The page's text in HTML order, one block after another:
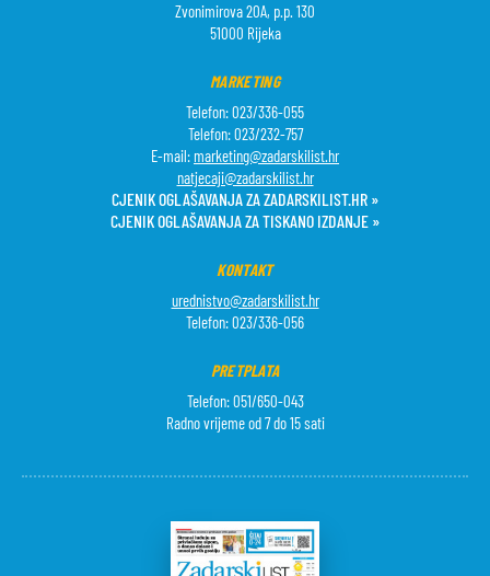
Zvonimirova 20A, p.p. 130
51000 Rijeka
MARKETING
Telefon: 023/336-055
Telefon: 023/232-757
E-mail: marketing@zadarskilist.hr
natjecaji@zadarskilist.hr
CJENIK OGLAŠAVANJA ZA ZADARSKILIST.HR »
CJENIK OGLAŠAVANJA ZA TISKANO IZDANJE »
KONTAKT
urednistvo@zadarskilist.hr
Telefon: 023/336-056
PRETPLATA
Telefon: 051/650-043
Radno vrijeme od 7 do 15 sati